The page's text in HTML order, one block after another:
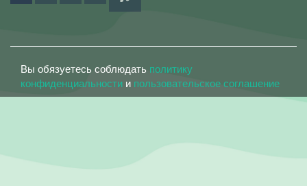
Вы обязуетесь соблюдать политику
конфиденциальности и пользовательское соглашение